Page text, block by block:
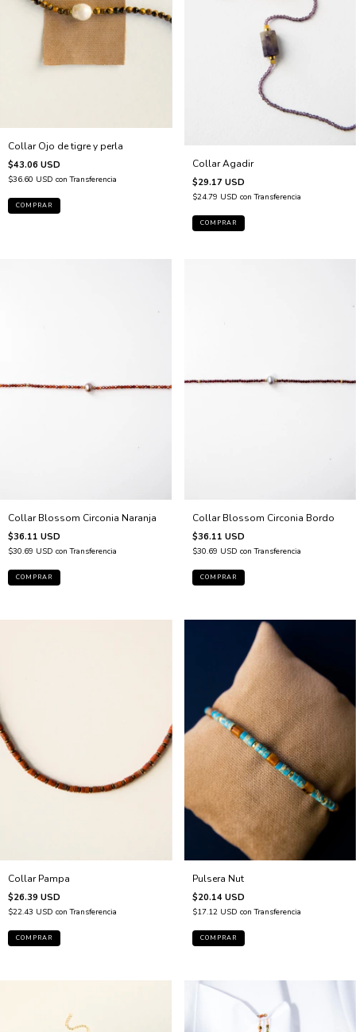
Collar Ojo de tigre y perla
$43.06 USD
$36.60 USD con Transferencia
Collar Agadir
$29.17 USD
$24.79 USD con Transferencia
COMPRAR
Collar Blossom Circonia Naranja
$36.11 USD
$30.69 USD con Transferencia
Collar Blossom Circonia Bordo
$36.11 USD
$30.69 USD con Transferencia
Collar Pampa
$26.39 USD
$22.43 USD con Transferencia
Pulsera Nut
$20.14 USD
$17.12 USD con Transferencia